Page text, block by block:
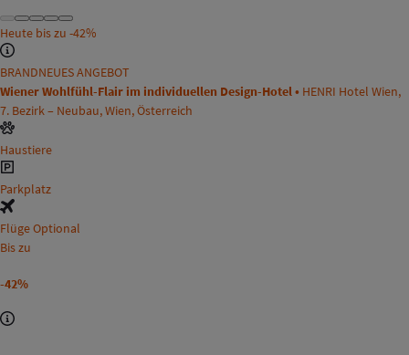
Heute bis zu -42%
BRANDNEUES ANGEBOT
Wiener Wohlfühl-Flair im individuellen Design-Hotel • HENRI Hotel Wien,
7. Bezirk – Neubau, Wien, Österreich
Haustiere
Parkplatz
Flüge Optional
Bis zu
-42%